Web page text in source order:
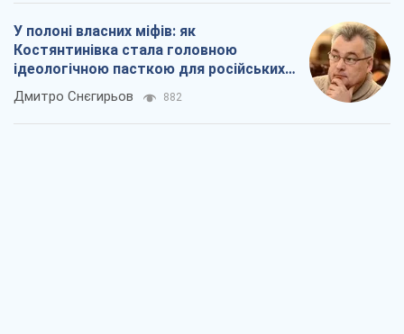
У полоні власних міфів: як
Костянтинівка стала головною
ідеологічною пасткою для російських
окупантів
Дмитро Снєгирьов 882